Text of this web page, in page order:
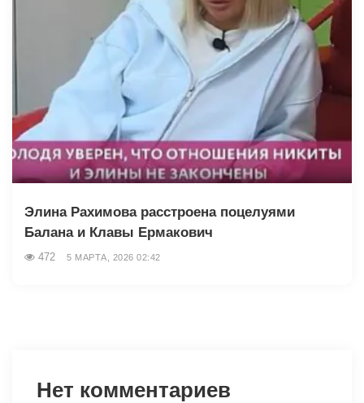
Элина Рахимова расстроена поцелуями
Балана и Клавы Ермакович
472 5 МАРТА, 2026 02:42
Нет комментариев